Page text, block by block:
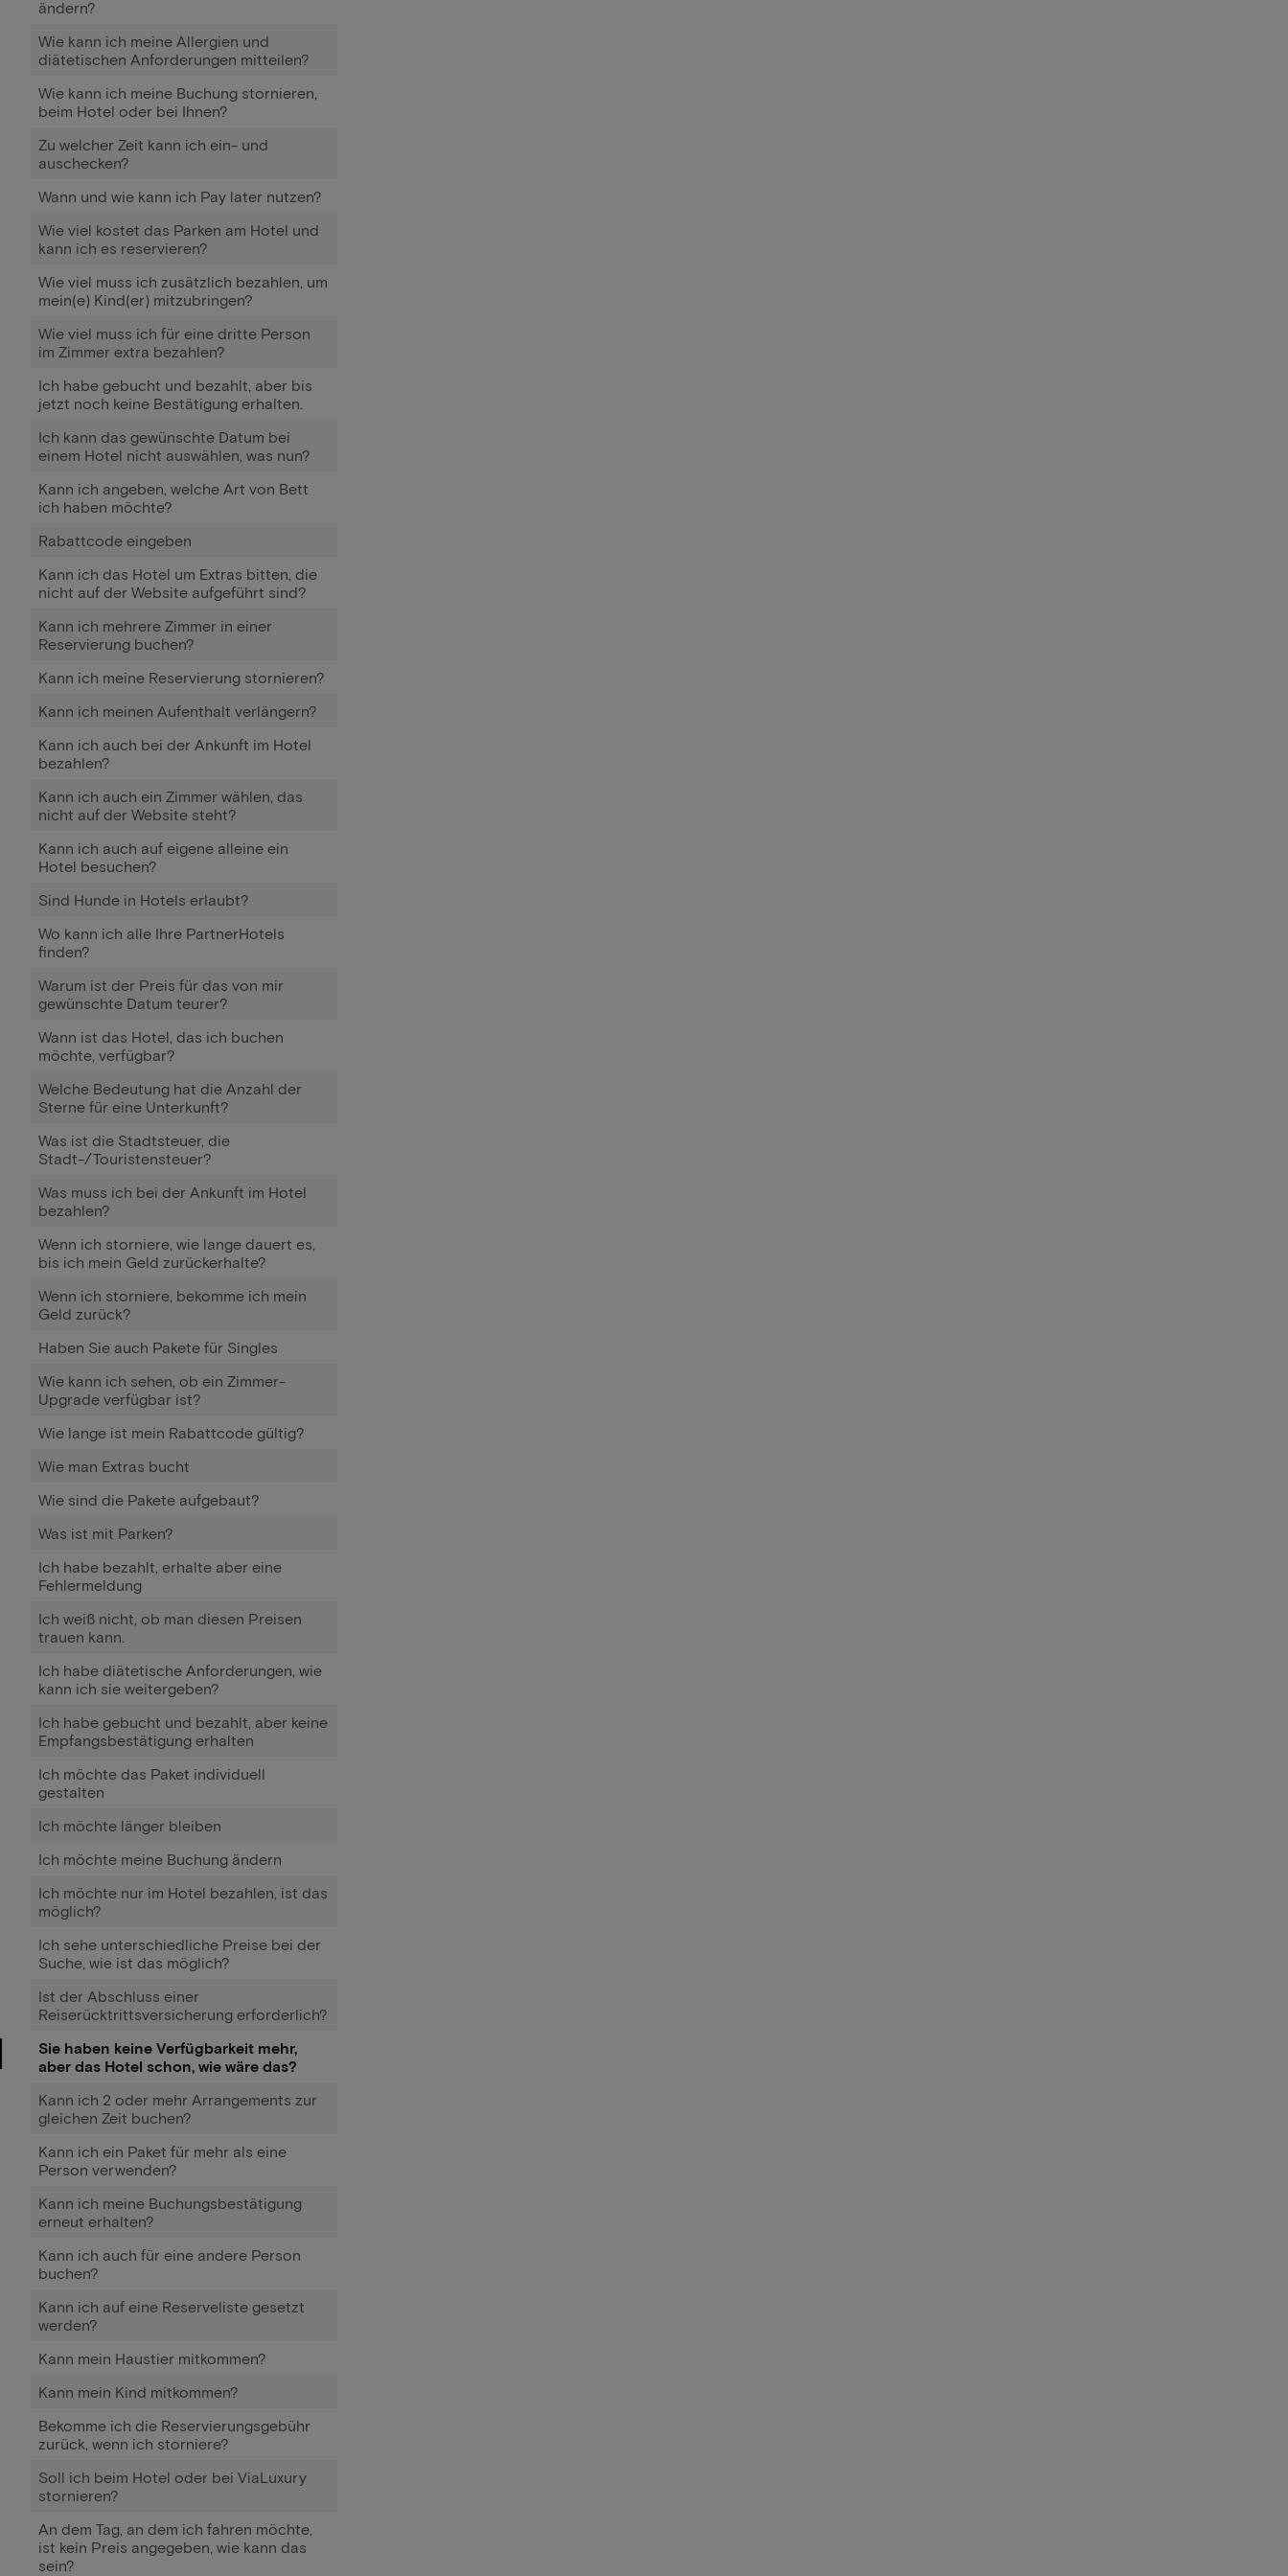
ändern?
Wie kann ich meine Allergien und
diätetischen Anforderungen mitteilen?
Wie kann ich meine Buchung stornieren,
beim Hotel oder bei Ihnen?
Zu welcher Zeit kann ich ein- und
auschecken?
Wann und wie kann ich Pay later nutzen?
Wie viel kostet das Parken am Hotel und
kann ich es reservieren?
Wie viel muss ich zusätzlich bezahlen, um
mein(e) Kind(er) mitzubringen?
Wie viel muss ich für eine dritte Person
im Zimmer extra bezahlen?
Ich habe gebucht und bezahlt, aber bis
jetzt noch keine Bestätigung erhalten.
Ich kann das gewünschte Datum bei
einem Hotel nicht auswählen, was nun?
Kann ich angeben, welche Art von Bett
ich haben möchte?
Rabattcode eingeben
Kann ich das Hotel um Extras bitten, die
nicht auf der Website aufgeführt sind?
Kann ich mehrere Zimmer in einer
Reservierung buchen?
Kann ich meine Reservierung stornieren?
Kann ich meinen Aufenthalt verlängern?
Kann ich auch bei der Ankunft im Hotel
bezahlen?
Kann ich auch ein Zimmer wählen, das
nicht auf der Website steht?
Kann ich auch auf eigene alleine ein
Hotel besuchen?
Sind Hunde in Hotels erlaubt?
Wo kann ich alle Ihre PartnerHotels
finden?
Warum ist der Preis für das von mir
gewünschte Datum teurer?
Wann ist das Hotel, das ich buchen
möchte, verfügbar?
Welche Bedeutung hat die Anzahl der
Sterne für eine Unterkunft?
Was ist die Stadtsteuer, die
Stadt-/Touristensteuer?
Was muss ich bei der Ankunft im Hotel
bezahlen?
Wenn ich storniere, wie lange dauert es,
bis ich mein Geld zurückerhalte?
Wenn ich storniere, bekomme ich mein
Geld zurück?
Haben Sie auch Pakete für Singles
Wie kann ich sehen, ob ein Zimmer-
Upgrade verfügbar ist?
Wie lange ist mein Rabattcode gültig?
Wie man Extras bucht
Wie sind die Pakete aufgebaut?
Was ist mit Parken?
Ich habe bezahlt, erhalte aber eine
Fehlermeldung
Ich weiß nicht, ob man diesen Preisen
trauen kann.
Ich habe diätetische Anforderungen, wie
kann ich sie weitergeben?
Ich habe gebucht und bezahlt, aber keine
Empfangsbestätigung erhalten
Ich möchte das Paket individuell
gestalten
Ich möchte länger bleiben
Ich möchte meine Buchung ändern
Ich möchte nur im Hotel bezahlen, ist das
möglich?
Ich sehe unterschiedliche Preise bei der
Suche, wie ist das möglich?
Ist der Abschluss einer
Reiserücktrittsversicherung erforderlich?
Sie haben keine Verfügbarkeit mehr,
aber das Hotel schon, wie wäre das?
Kann ich 2 oder mehr Arrangements zur
gleichen Zeit buchen?
Kann ich ein Paket für mehr als eine
Person verwenden?
Kann ich meine Buchungsbestätigung
erneut erhalten?
Kann ich auch für eine andere Person
buchen?
Kann ich auf eine Reserveliste gesetzt
werden?
Kann mein Haustier mitkommen?
Kann mein Kind mitkommen?
Bekomme ich die Reservierungsgebühr
zurück, wenn ich storniere?
Soll ich beim Hotel oder bei ViaLuxury
stornieren?
An dem Tag, an dem ich fahren möchte,
ist kein Preis angegeben, wie kann das
sein?